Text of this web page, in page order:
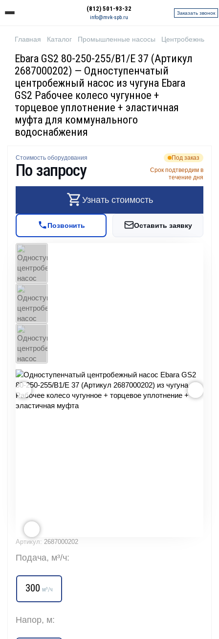
(812) 501-93-32
info@mvk-spb.ru
Заказать звонок
Главная Каталог Промышленные насосы Центробежные
Ebara GS2 80-250-255/B1/E 37 (Артикул
2687000202) — Одноступенчатый
центробежный насос из чугуна Ebara
GS2 Рабочее колесо чугунное +
торцевое уплотнение + эластичная
муфта для коммунального
водоснабжения
Артикул: 2687000202
Подача, м³/ч:
300 м³/ч
Напор, м:
Стоимость оборудования
По запросу
Под заказ
Срок подтвердим в
течение дня
Узнать стоимость
Позвонить Оставить заявку